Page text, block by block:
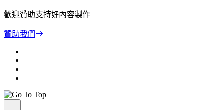
歡迎贊助支持好內容製作
贊助我們